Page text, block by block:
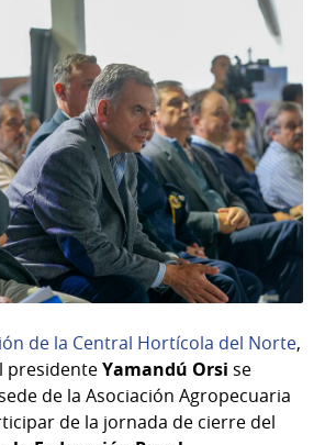
de la Central Hortícola del Norte,
presidenteYamandú Orsi se
de la Asociación Agropecuaria
de la jornada de cierre del